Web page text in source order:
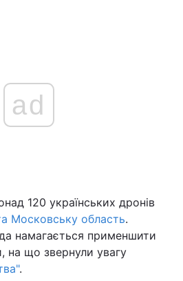
Політика
Наука
ad
120 українських дронів
Московську область.
намагається применшити
на що звернули увагу
.